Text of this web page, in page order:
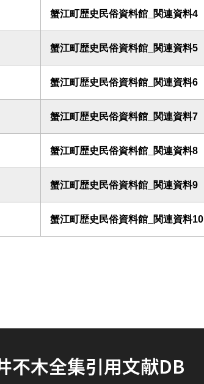
蟹江町歴史民俗資料館_関連資料4
蟹江町歴史民俗資料館_関連資料5
蟹江町歴史民俗資料館_関連資料6
蟹江町歴史民俗資料館_関連資料7
蟹江町歴史民俗資料館_関連資料8
蟹江町歴史民俗資料館_関連資料9
蟹江町歴史民俗資料館_関連資料10
不木全集引用文献DB